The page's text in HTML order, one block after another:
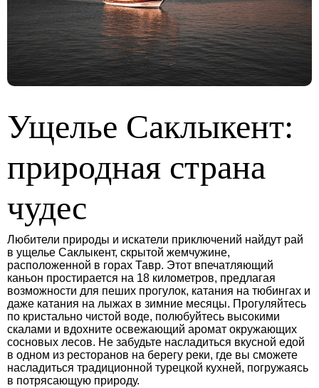
Ущелье Саклыкент:
природная страна
чудес
Любители природы и искатели приключений найдут рай
в ущелье Саклыкент, скрытой жемчужине,
расположенной в горах Тавр. Этот впечатляющий
каньон простирается на 18 километров, предлагая
возможности для пеших прогулок, катания на тюбингах и
даже катания на лыжах в зимние месяцы. Прогуляйтесь
по кристально чистой воде, полюбуйтесь высокими
скалами и вдохните освежающий аромат окружающих
сосновых лесов. Не забудьте насладиться вкусной едой
в одном из ресторанов на берегу реки, где вы сможете
насладиться традиционной турецкой кухней, погружаясь
в потрясающую природу.